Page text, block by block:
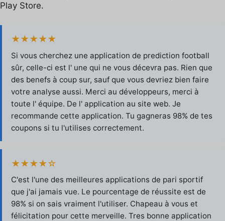
Play Store.
★★★★★
Si vous cherchez une application de prediction football
sûr, celle-ci est l' une qui ne vous décevra pas. Rien que
des benefs à coup sur, sauf que vous devriez bien faire
votre analyse aussi. Merci au développeurs, merci à
toute l' équipe. De l' application au site web. Je
recommande cette application. Tu gagneras 98% de tes
coupons si tu l'utilises correctement.
★★★★☆
C'est l'une des meilleures applications de pari sportif
que j'ai jamais vue. Le pourcentage de réussite est de
98% si on sais vraiment l'utiliser. Chapeau à vous et
félicitation pour cette merveille. Tres bonne application